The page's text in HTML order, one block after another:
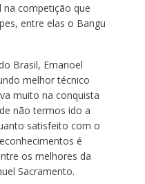
na competição que
entre elas o Bangu
Brasil, Emanoel
melhor técnico
muito na conquista
não termos ido a
satisfeito com o
é
os melhores da
Sacramento.